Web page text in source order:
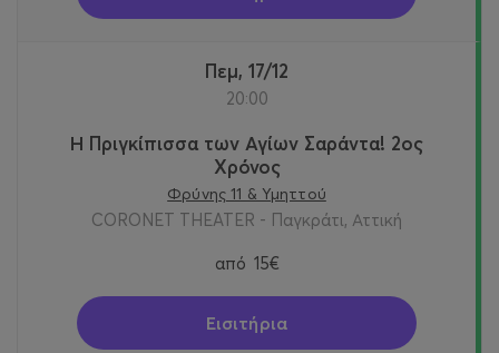
Πεμ, 17/12
20:00
Η Πριγκίπισσα των Αγίων Σαράντα! 2oς
Χρόνος
Φρύνης 11 & Υμηττού
CORONET THEATER - Παγκράτι, Αττική
από 15€
Εισιτήρια